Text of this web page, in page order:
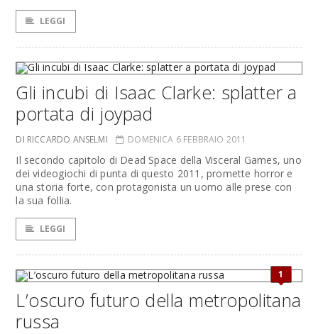
LEGGI
Gli incubi di Isaac Clarke: splatter a
portata di joypad
DI RICCARDO ANSELMI DOMENICA 6 FEBBRAIO 2011
Il secondo capitolo di Dead Space della Visceral Games, uno
dei videogiochi di punta di questo 2011, promette horror e
una storia forte, con protagonista un uomo alle prese con
la sua follia.
LEGGI
1
L’oscuro futuro della metropolitana
russa